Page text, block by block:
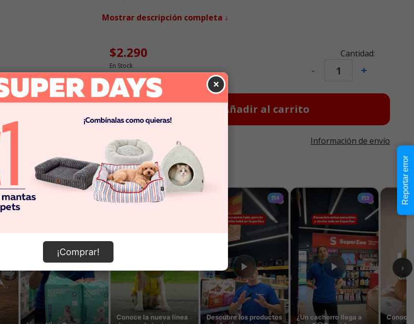
Mostrar descripción completa ↓
Cantidad:
- +
$2.290
En Stock
Añadir al carrito
Información de envío
×
¡Comprar!
Reportar error